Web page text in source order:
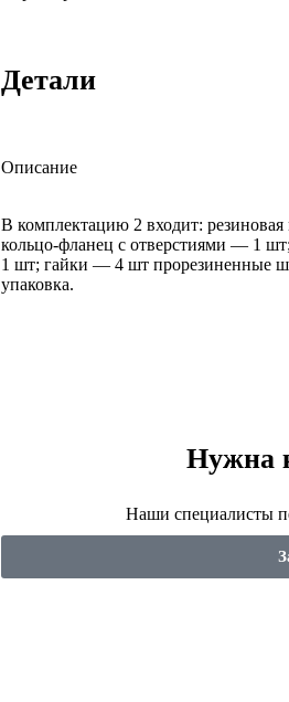
Детали
Описание
В комплектацию 2 входит:
кольцо-фланец с отверстиями — 1
1 шт; гайки — 4 шт прорезиненные
упаковка.
Нужна
Наши специалисты